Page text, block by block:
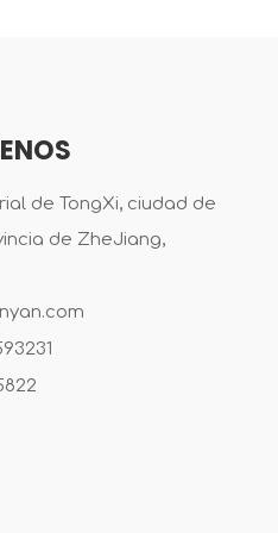
de TongXi, ciudad de
de ZheJiang,